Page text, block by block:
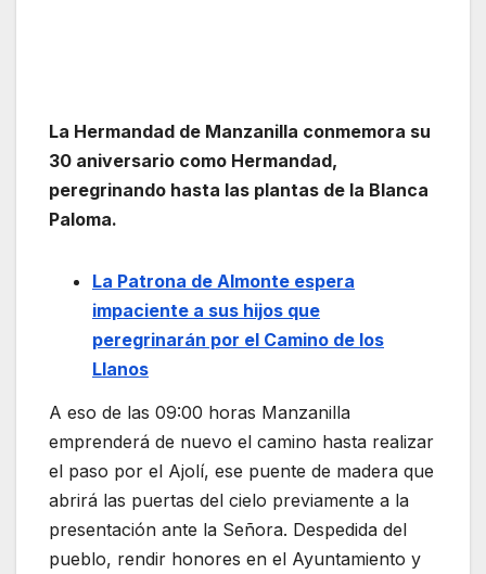
La Hermandad de Manzanilla conmemora su
30 aniversario como Hermandad,
peregrinando hasta las plantas de la Blanca
Paloma.
La Patrona de Almonte espera
impaciente a sus hijos que
peregrinarán por el Camino de los
Llanos
A eso de las 09:00 horas Manzanilla
emprenderá de nuevo el camino hasta realizar
el paso por el Ajolí, ese puente de madera que
abrirá las puertas del cielo previamente a la
presentación ante la Señora. Despedida del
pueblo, rendir honores en el Ayuntamiento y